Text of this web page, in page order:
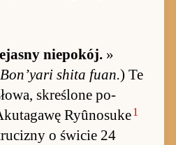
nie­po­kój. »
Bo­n’yari shita fuan.) Te
skreślone po­
Ryûnosuke1
o świ­cie 24